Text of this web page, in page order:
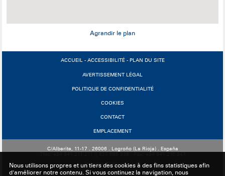
Agrandir le plan
ACCUEIL- ACCESSIBILITÉ- PLAN DU SITE
AVERTISSEMENT LÉGAL
POLITIQUE DE CONFIDENTIALITÉ
COOKIES
CONTACT
EMPLACEMENT
C/Alberite, 11-17 . 26006 . Logroño (La Rioja) . España
logrotex@logrotex.com
Nous utilisons propres et un tiers des cookies à des fins statistiques afin
d'améliorer notre contenu. Si vous continuez la navigation, nous